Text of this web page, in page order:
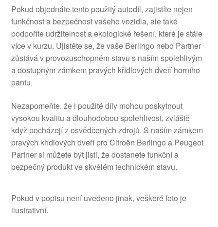
Pokud objednáte tento použitý autodíl, zajistíte nejen
funkčnost a bezpečnost vašeho vozidla, ale také
podpoříte udržitelnost a ekologické řešení, které je stále
více v kurzu. Ujistěte se, že vaše Berlingo nebo Partner
zůstává v provozuschopném stavu s naším spolehlivým
a dostupným zámkem pravých křídlových dveří horního
pantu.
Nezapomeňte, že i použité díly mohou poskytnout
vysokou kvalitu a dlouhodobou spolehlivost, zvláště
když pocházejí z osvědčených zdrojů. S naším zámkem
pravých křídlových dveří pro Citroën Berlingo a Peugeot
Partner si můžete být jisti, že dostanete funkční a
bezpečný produkt ve skvělém technickém stavu.
Pokud v popisu není uvedeno jinak, veškeré foto je
ilustrativní.